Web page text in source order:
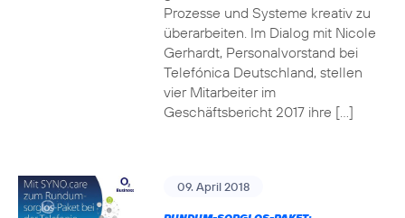
Prozesse und Systeme kreativ zu
überarbeiten. Im Dialog mit Nicole
Gerhardt, Personalvorstand bei
Telefónica Deutschland, stellen
vier Mitarbeiter im
Geschäftsbericht 2017 ihre […]
09. April 2018